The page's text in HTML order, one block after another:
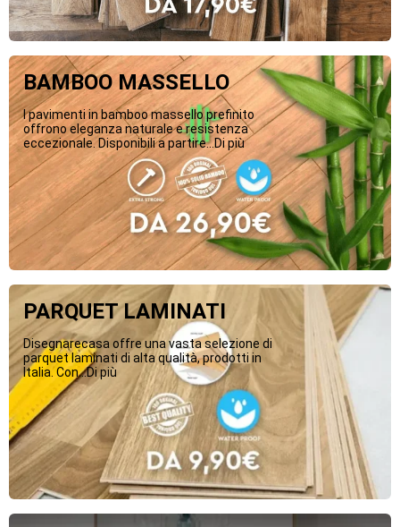
BAMBOO MASSELLO
I pavimenti in bamboo massello prefinito
offrono eleganza naturale e resistenza
eccezionale. Disponibili a partire...Di più
PARQUET LAMINATI
Disegnarecasa offre una vasta selezione di
parquet laminati di alta qualità, prodotti in
Italia. Con...Di più